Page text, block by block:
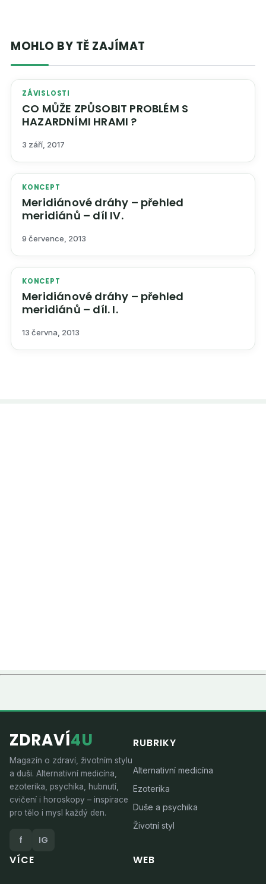
MOHLO BY TĚ ZAJÍMAT
ZÁVISLOSTI
CO MŮŽE ZPŮSOBIT PROBLÉM S
HAZARDNÍMI HRAMI ?
3 září, 2017
KONCEPT
Meridiánové dráhy – přehled
meridiánů – díl IV.
9 července, 2013
KONCEPT
Meridiánové dráhy – přehled
meridiánů – díl. I.
13 června, 2013
ZDRAVÍ4U
Magazín o zdraví, životním stylu
a duši. Alternativní medicína,
ezoterika, psychika, hubnutí,
cvičení i horoskopy – inspirace
pro tělo i mysl každý den.
f IG
RUBRIKY
Alternativní medicína
Ezoterika
Duše a psychika
Životní styl
VÍCE WEB